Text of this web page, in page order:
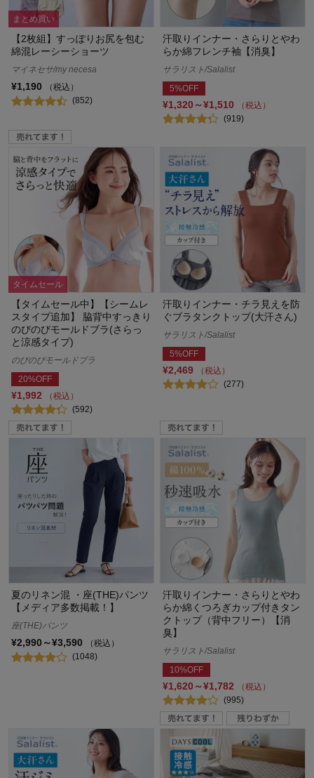
まとめ買い
【2枚組】すっぽりお尻を包む
綿混レーシーショーツ
マイネセサ/my necesa
¥1,190
（税込）
(852)
汗取りインナー・さらりとやわ
らか綿フレンチ袖【消臭】
サラリスト/Salalist
5%OFF
¥1,320～¥1,510
（税込）
(919)
タイムセール
【タイムセール中】【シームレ
スタイプ追加】 脇背中すっきり
のびのびモールドブラ(さらっ
と涼感タイプ)
のびのびモールドブラ
20%OFF
¥1,992
（税込）
(592)
汗取りインナー・チラ見えを防
ぐブラタンクトップ(大汗さん)
サラリスト/Salalist
5%OFF
¥2,469
（税込）
(277)
夏のリネン混 ・座(THE)パンツ
【メディア多数掲載！】
座(THE)パンツ
¥2,990～¥3,590
（税込）
(1048)
汗取りインナー・さらりとやわ
らか綿くつろぎカップ付きタン
クトップ（背中フリー）【消
臭】
サラリスト/Salalist
10%OFF
¥1,620～¥1,782
（税込）
(995)